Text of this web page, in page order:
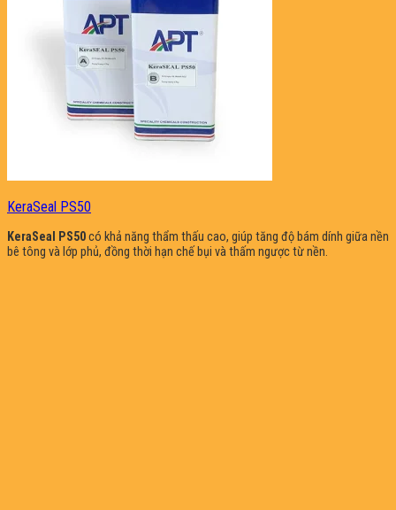
KeraSeal PS50
KeraSeal PS50có khả năng thẩm thấu cao, giúp tăng độ bám dính giữa nền
bê tông và lớp phủ, đồng thời hạn chế bụi và thấm ngược từ nền.